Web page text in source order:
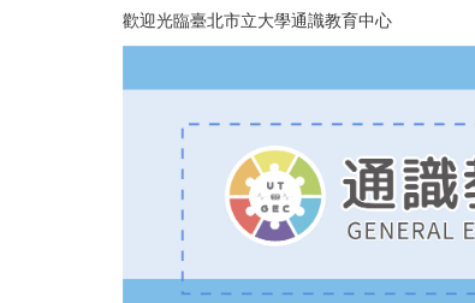
歡迎光臨臺北市立大學通識教育中心